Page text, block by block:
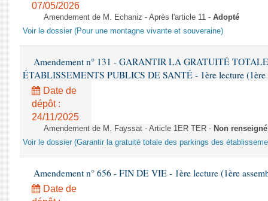
07/05/2026
Amendement de M. Echaniz - Après l'article 11 - Adopté
Voir le dossier (Pour une montagne vivante et souveraine)
Amendement n° 131 - GARANTIR LA GRATUITÉ
ÉTABLISSEMENTS PUBLICS DE SANTÉ - 1ère lecture (1ère
Date de
dépôt :
24/11/2025
Amendement de M. Fayssat - Article 1ER TER - Non renseigné
Voir le dossier (Garantir la gratuité totale des parkings des
Amendement n° 656 - FIN DE VIE - 1ère lecture (1ère
Date de